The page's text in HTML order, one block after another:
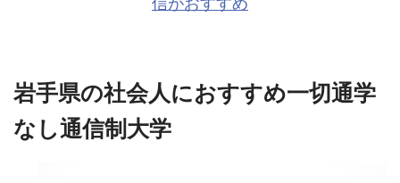
信がおすすめ
岩手県の社会人におすすめ一切通学
なし通信制大学